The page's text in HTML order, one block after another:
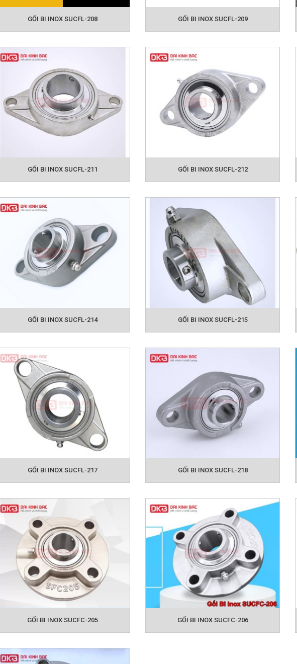
GỐI BI INOX SUCFL-208 GỐI BI INOX SUCFL-209
GỐI BI INOX SUCFL-211 GỐI BI INOX SUCFL-212
GỐI BI INOX SUCFL-214 GỐI BI INOX SUCFL-215
GỐI BI INOX SUCFL-217 GỐI BI INOX SUCFL-218
GỐI BI INOX SUCFC-205 GỐI BI INOX SUCFC-206